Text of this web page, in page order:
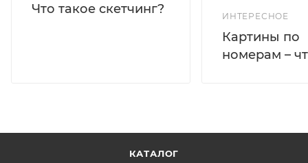
Что такое скетчинг?
ИНТЕРЕСНОЕ
Картины по
номерам –
КАТАЛОГ